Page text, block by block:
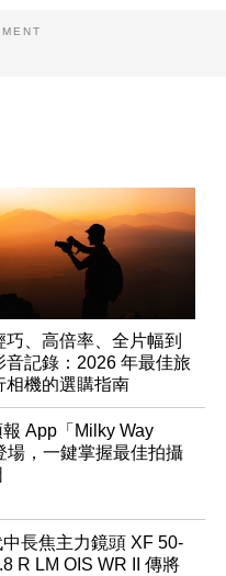
巧、高倍率、全片幅到
音記錄：2026 年最佳旅
相機的選購指南
App「Milky Way
場，一鍵掌握最佳拍攝
長焦主力鏡頭 XF 50-
R LM OIS WR II 傳將